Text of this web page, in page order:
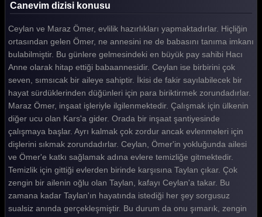
Canevim dizisi konusu
Ceylan ve Maraz Ömer, evlilik hazırlıkları yapmaktadırlar. Hiçliğin
ortasından gelen Ömer, ne annesini ne de babasını tanıma imkanı
bulabilmiştir. Bu günlere gelmesindeki en büyük pay sahibi Hacı
Anne olarak hitap ettiği babaannesidir. Ceylan ise birbirini çok
seven, sımsıcak bir aileye sahiptir. İkisi de fakir sayılabilecek bir
hayat sürdüklerinden düğünleri için para biriktirmek zorundadırlar.
Maraz Ömer, inşaat işleriyle ilgilenmektedir. Çalışmak için ülkenin
diğer ucu olan Kars'a gider. Orada bir inşaat şantiyesinde
çalışmaya başlar. Ayrı kalmak çok zordur ancak evlenmeleri için
dişlerini sıkmak zorundadırlar. Ceylan, Ömer'in yokluğunda ailesi
ve Ömer'e katkı sağlamak adına evlere temizliğe gitmektedir.
Temizlik için gittiği evlerden birinde karşısına Taylan çıkar. Çok
zengin bir ailenin oğlu olan Taylan, kafayı Ceylan'a takar. Bu
zamana kadar Taylan'ın hayatında istediği her şey sorgusuz
sualsiz anında gerçekleşmiştir. Bu durum da onu şımarık, zengin